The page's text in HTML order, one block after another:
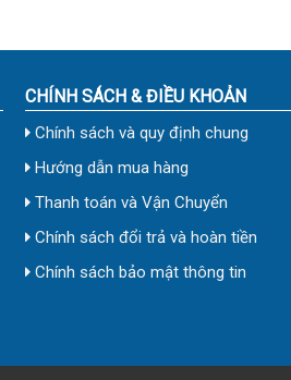
CHÍNH SÁCH & ĐIỀU KHOẢN
Chính sách và quy định chung
Hướng dẫn mua hàng
Thanh toán và Vận Chuyển
Chính sách đổi trả và hoàn tiền
Chính sách bảo mật thông tin